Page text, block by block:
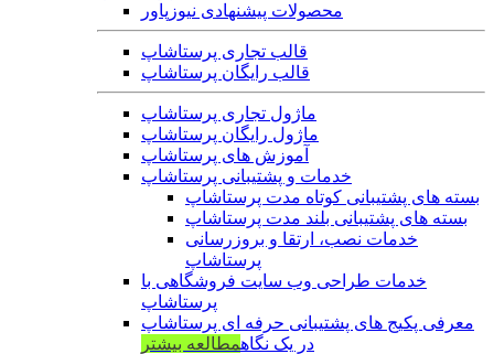
محصولات پیشنهادی نیوزپاور
قالب تجاری پرستاشاپ
قالب رایگان پرستاشاپ
ماژول تجاری پرستاشاپ
ماژول رایگان پرستاشاپ
آموزش های پرستاشاپ
خدمات و پشتیبانی پرستاشاپ
بسته های پشتیبانی کوتاه مدت پرستاشاپ
بسته های پشتیبانی بلند مدت پرستاشاپ
خدمات نصب، ارتقا و بروزرسانی
پرستاشاپ
خدمات طراحی وب سایت فروشگاهی با
پرستاشاپ
معرفی پکیج های پشتیبانی حرفه ای پرستاشاپ
در یک نگاهمطالعه بیشتر